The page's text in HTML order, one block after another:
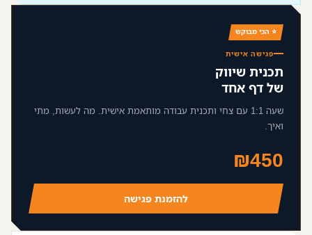
⭐ הכי מבוקש
פגישה אישית
תכנית שיווק
של דף אחד
שעה 1:1 עם צחי ותכנית עבודה מותאמת אישית. מה לעשות, מתי
ואיך.
₪450
להזמנת פגישה